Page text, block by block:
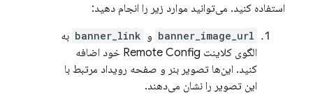
استفاده کنید. می‌توانید موارد زیر را انجام دهید:
banner_image_url و banner_link به
الگوی کلاینت Remote Config خود اضافه
کنید. این‌ها تصویر بنر و صفحه رویداد مرتبط با
این تصویر را نشان می‌دهند.